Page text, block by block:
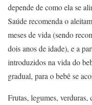
depende de como ela se
Saúde recomenda o
meses de vida (sendo
dois anos de idade), e a
introduzidos na vida do
gradual, para o bebê se
Frutas, legumes, verduras,